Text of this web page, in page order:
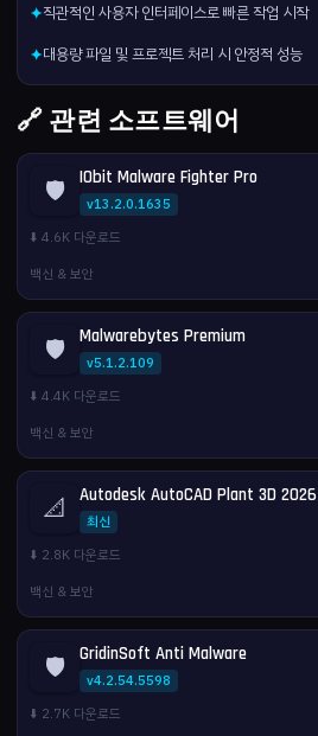
✦직관적인 사용자 인터페이스로 빠른 작업 시작
✦대용량 파일 및 프로젝트 처리 시 안정적 성능
🔗 관련 소프트웨어
🛡️ IObit Malware Fighter Pro
v13.2.0.1635
⬇️ 4.6K 다운로드
백신 & 보안
🛡️ Malwarebytes Premium
v5.1.2.109
⬇️ 4.4K 다운로드
백신 & 보안
📐 Autodesk AutoCAD Plant 3D 2026
최신
⬇️ 2.8K 다운로드
백신 & 보안
🛡️ GridinSoft Anti Malware
v4.2.54.5598
⬇️ 2.7K 다운로드